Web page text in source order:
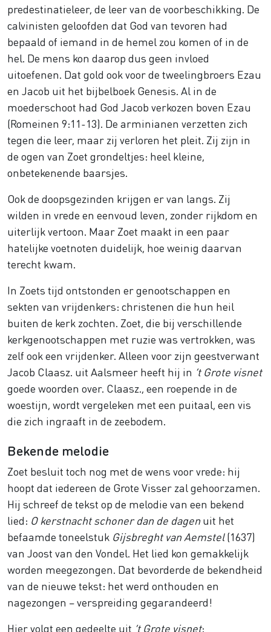
predestinatieleer, de leer van de voorbeschikking. De
calvinisten geloofden dat God van tevoren had
bepaald of iemand in de hemel zou komen of in de
hel. De mens kon daarop dus geen invloed
uitoefenen. Dat gold ook voor de tweelingbroers Ezau
en Jacob uit het bijbelboek Genesis. Al in de
moederschoot had God Jacob verkozen boven Ezau
(Romeinen 9:11-13). De arminianen verzetten zich
tegen die leer, maar zij verloren het pleit. Zij zijn in
de ogen van Zoet grondeltjes: heel kleine,
onbetekenende baarsjes.
Ook de doopsgezinden krijgen er van langs. Zij
wilden in vrede en eenvoud leven, zonder rijkdom en
uiterlijk vertoon. Maar Zoet maakt in een paar
hatelijke voetnoten duidelijk, hoe weinig daarvan
terecht kwam.
In Zoets tijd ontstonden er genootschappen en
sekten van vrijdenkers: christenen die hun heil
buiten de kerk zochten. Zoet, die bij verschillende
kerkgenootschappen met ruzie was vertrokken, was
zelf ook een vrijdenker. Alleen voor zijn geestverwant
Jacob Claasz. uit Aalsmeer heeft hij in ’t Grote visnet
goede woorden over. Claasz., een roepende in de
woestijn, wordt vergeleken met een puitaal, een vis
die zich ingraaft in de zeebodem.
Bekende melodie
Zoet besluit toch nog met de wens voor vrede: hij
hoopt dat iedereen de Grote Visser zal gehoorzamen.
Hij schreef de tekst op de melodie van een bekend
lied: O kerstnacht schoner dan de dagenuit het
befaamde toneelstuk Gijsbreght van Aemstel(1637)
van Joost van den Vondel. Het lied kon gemakkelijk
worden meegezongen. Dat bevorderde de bekendheid
van de nieuwe tekst: het werd onthouden en
nagezongen – verspreiding gegarandeerd!
Hier volgt een gedeelte uit ’t Grote visnet: